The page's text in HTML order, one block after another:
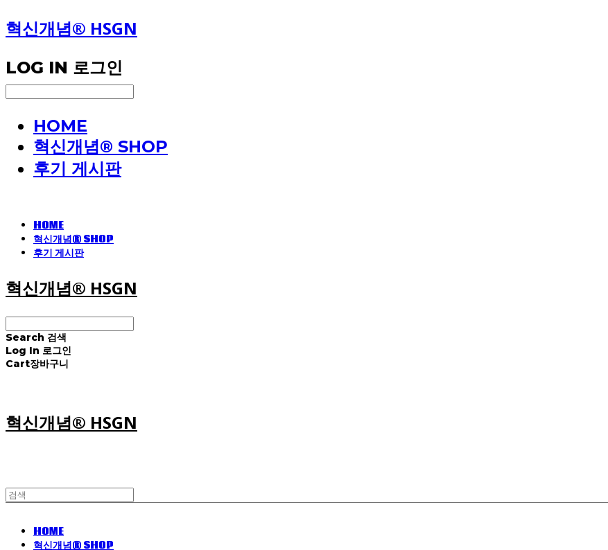
혁신개념® HSGN
LOG IN 로그인
HOME
혁신개념® SHOP
후기 게시판
HOME
혁신개념® SHOP
후기 게시판
혁신개념® HSGN
Search 검색
Log In 로그인
Cart장바구니
혁신개념® HSGN
HOME
혁신개념® SHOP